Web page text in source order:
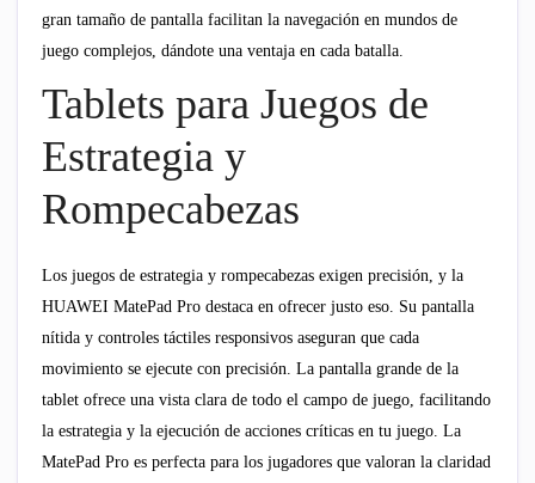
gran tamaño de pantalla facilitan la navegación en mundos de
juego complejos, dándote una ventaja en cada batalla.
Tablets para Juegos de
Estrategia y
Rompecabezas
Los juegos de estrategia y rompecabezas exigen precisión, y la
HUAWEI MatePad Pro destaca en ofrecer justo eso. Su pantalla
nítida y controles táctiles responsivos aseguran que cada
movimiento se ejecute con precisión. La pantalla grande de la
tablet ofrece una vista clara de todo el campo de juego, facilitando
la estrategia y la ejecución de acciones críticas en tu juego. La
MatePad Pro es perfecta para los jugadores que valoran la claridad